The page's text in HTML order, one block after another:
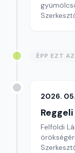
ÉPP EZT
2026.
Felföldi